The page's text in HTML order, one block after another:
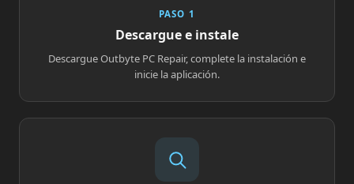
PASO 1
Descargue e instale
Descargue Outbyte PC Repair, complete la instalación e
inicie la aplicación.